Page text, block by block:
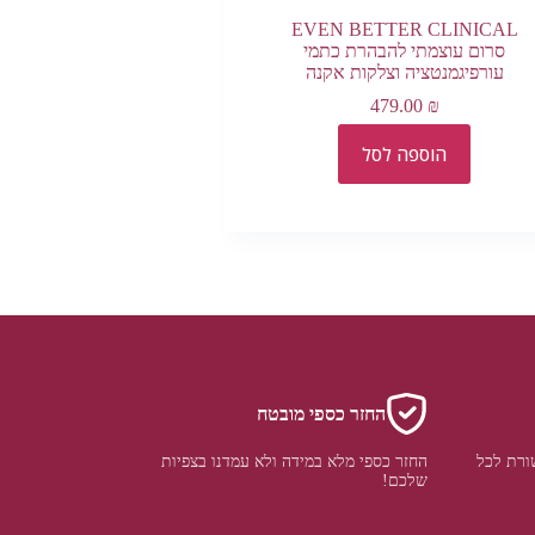
EVEN BETTER CLINICAL
סרום עוצמתי להבהרת כתמי
עורפיגמנטציה וצלקות אקנה
479.00 ₪
הוספה לסל
לכל
החזר כספי מובטח
החזר כספי מלא במידה ולא עמדנו בצפיות
שלכם!